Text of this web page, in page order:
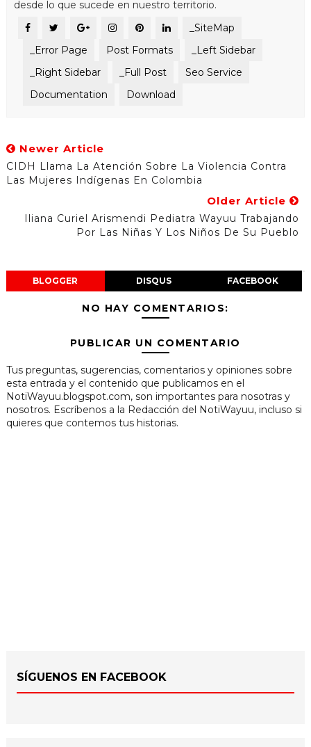
desde lo que sucede en nuestro territorio.
_SiteMap
_Error Page
Post Formats
_Left Sidebar
_Right Sidebar
_Full Post
Seo Service
Documentation
Download
Newer Article
CIDH Llama La Atención Sobre La Violencia Contra
Las Mujeres Indígenas En Colombia
Older Article
Iliana Curiel Arismendi Pediatra Wayuu Trabajando
Por Las Niñas Y Los Niños De Su Pueblo
BLOGGER DISQUS FACEBOOK
NO HAY COMENTARIOS:
PUBLICAR UN COMENTARIO
Tus preguntas, sugerencias, comentarios y opiniones sobre
esta entrada y el contenido que publicamos en el
NotiWayuu.blogspot.com, son importantes para nosotras y
nosotros. Escríbenos a la Redacción del NotiWayuu, incluso si
quieres que contemos tus historias.
SÍGUENOS EN FACEBOOK